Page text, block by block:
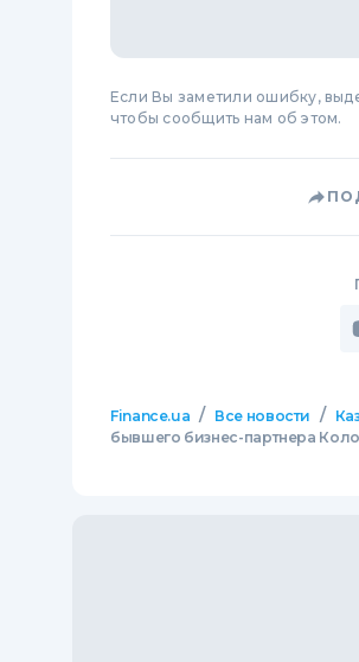
Если Вы заметили ошибку,
чтобы сообщить нам об этом.
Finance.ua / Все новости /
бывшего бизнес-партнера